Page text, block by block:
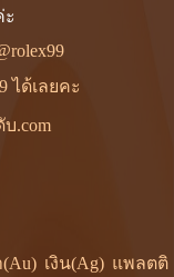
ได้เลยคะ
.com
(Au) เงิน(Ag) แพลตติ